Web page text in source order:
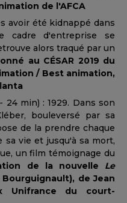
de l'AFCA
avoir été kidnappé dans
cadre d'entreprise se
alors traqué par un
au CÉSAR 2019 du
/ Best animation,
24 min) : 1929. Dans son
bouleversé par sa
de la prendre chaque
vie et jusqu'à sa mort,
un film témoignage du
de la nouvelle Le
de Jean
Unifrance du court-